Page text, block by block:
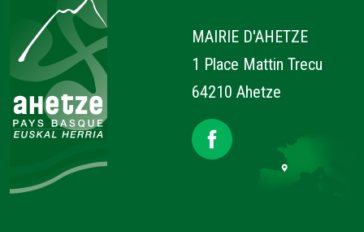
MAIRIE D'AHETZE
1 Place Mattin Trecu
64210 Ahetze